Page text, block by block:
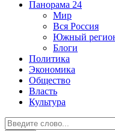
Панорама 24
Мир
Вся Россия
Южный
Блоги
Политика
Экономика
Общество
Власть
Культура